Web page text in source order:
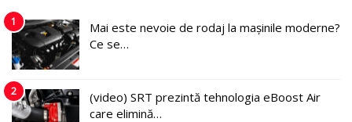
1
Mai este nevoie de rodaj la mașinile moderne?
Ce se…
2
(video) SRT prezintă tehnologia eBoost Air
care elimină…